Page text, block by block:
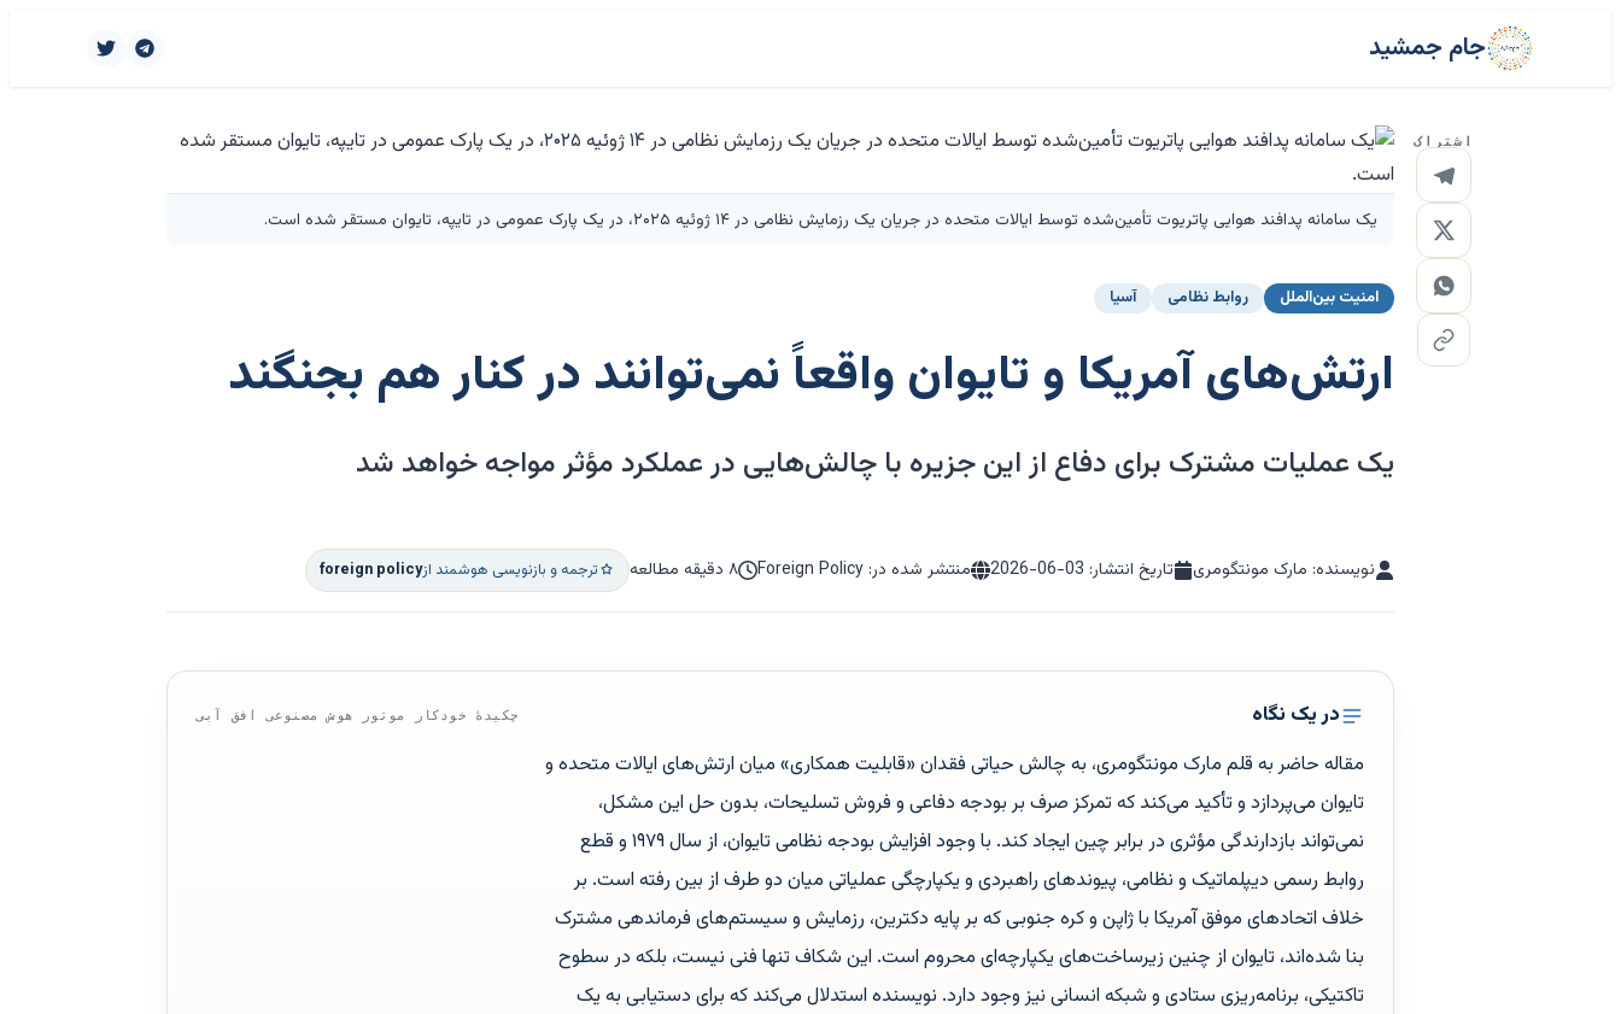
جام جمشید
اشتراک
یک سامانه پدافند هوایی پاتریوت تأمین‌شده توسط ایالات متحده در جریان یک رزمایش نظامی در ۱۴ ژوئیه ۲۰۲۵، در یک پارک عمومی در تایپه، تایوان مستقر شده است.
امنیت بین‌الملل روابط نظامی آسیا
ارتش‌های آمریکا و تایوان واقعاً نمی‌توانند در کنار هم بجنگند
یک عملیات مشترک برای دفاع از این جزیره با چالش‌هایی در عملکرد مؤثر مواجه خواهد شد
نویسنده: مارک مونتگومری تاریخ انتشار: 2026-06-03 منتشر شده در: Foreign Policy ۸ دقیقه مطالعه ترجمه و بازنویسی هوشمند ازforeign policy
در یک نگاه چکیدهٔ خودکار موتور هوش مصنوعی افق آبی
مقاله حاضر به قلم مارک مونتگومری، به چالش حیاتی فقدان «قابلیت همکاری» میان ارتش‌های ایالات متحده و
تایوان می‌پردازد و تأکید می‌کند که تمرکز صرف بر بودجه دفاعی و فروش تسلیحات، بدون حل این مشکل،
نمی‌تواند بازدارندگی مؤثری در برابر چین ایجاد کند. با وجود افزایش بودجه نظامی تایوان، از سال ۱۹۷۹ و قطع
روابط رسمی دیپلماتیک و نظامی، پیوندهای راهبردی و یکپارچگی عملیاتی میان دو طرف از بین رفته است. بر
خلاف اتحادهای موفق آمریکا با ژاپن و کره جنوبی که بر پایه دکترین، رزمایش و سیستم‌های فرماندهی مشترک
بنا شده‌اند، تایوان از چنین زیرساخت‌های یکپارچه‌ای محروم است. این شکاف تنها فنی نیست، بلکه در سطوح
تاکتیکی، برنامه‌ریزی ستادی و شبکه انسانی نیز وجود دارد. نویسنده استدلال می‌کند که برای دستیابی به یک